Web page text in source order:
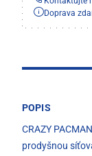
Doprava
POPIS
CRAZY
prodyšnou